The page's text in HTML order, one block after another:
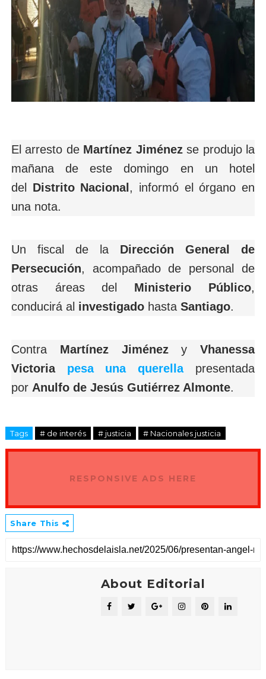
El arresto de Martínez Jiménezse produjo la
mañana de este domingo en un hotel
del Distrito Nacional, informó el órgano en
una nota.
Un fiscal de la Dirección General de
Persecución, acompañado de personal de
otras áreas del Ministerio Público,
conducirá al investigadohasta Santiago.
Contra Martínez JiménezyVhanessa
Victoriapesa unaquerella
presentada
por Anulfo de Jesús Gutiérrez Almonte.
Tags # de interés # justicia # Nacionales justicia
RESPONSIVE ADS HERE
Share This
About Editorial